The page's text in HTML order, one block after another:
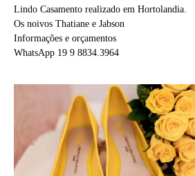
Lindo Casamento realizado em Hortolandia.
Os noivos Thatiane e Jabson
Informações e orçamentos
WhatsApp 19 9 8834.3964